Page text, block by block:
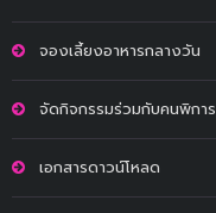
จองเลี้ยงอาหารกลางวัน
จัดกิจกรรมร่วมกับคนพิการ
เอกสารดาวน์โหลด